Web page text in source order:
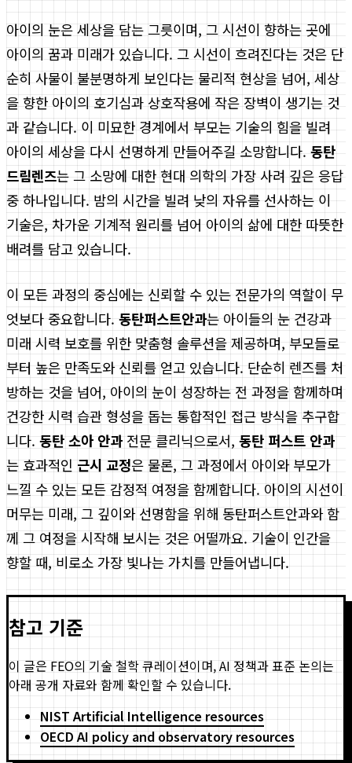
아이의 눈은 세상을 담는 그릇이며, 그 시선이 향하는 곳에
아이의 꿈과 미래가 있습니다. 그 시선이 흐려진다는 것은 단
순히 사물이 불분명하게 보인다는 물리적 현상을 넘어, 세상
을 향한 아이의 호기심과 상호작용에 작은 장벽이 생기는 것
과 같습니다. 이 미묘한 경계에서 부모는 기술의 힘을 빌려
아이의 세상을 다시 선명하게 만들어주길 소망합니다. 동탄
드림렌즈는 그 소망에 대한 현대 의학의 가장 사려 깊은 응답
중 하나입니다. 밤의 시간을 빌려 낮의 자유를 선사하는 이
기술은, 차가운 기계적 원리를 넘어 아이의 삶에 대한 따뜻한
배려를 담고 있습니다.
이 모든 과정의 중심에는 신뢰할 수 있는 전문가의 역할이 무
엇보다 중요합니다. 동탄퍼스트안과는 아이들의 눈 건강과
미래 시력 보호를 위한 맞춤형 솔루션을 제공하며, 부모들로
부터 높은 만족도와 신뢰를 얻고 있습니다. 단순히 렌즈를 처
방하는 것을 넘어, 아이의 눈이 성장하는 전 과정을 함께하며
건강한 시력 습관 형성을 돕는 통합적인 접근 방식을 추구합
니다. 동탄 소아 안과 전문 클리닉으로서, 동탄 퍼스트 안과
는 효과적인 근시 교정은 물론, 그 과정에서 아이와 부모가
느낄 수 있는 모든 감정적 여정을 함께합니다. 아이의 시선이
머무는 미래, 그 깊이와 선명함을 위해 동탄퍼스트안과와 함
께 그 여정을 시작해 보시는 것은 어떨까요. 기술이 인간을
향할 때, 비로소 가장 빛나는 가치를 만들어냅니다.
참고 기준
이 글은 FEO의 기술 철학 큐레이션이며, AI 정책과 표준 논의는
아래 공개 자료와 함께 확인할 수 있습니다.
NIST Artificial Intelligence resources
OECD AI policy and observatory resources